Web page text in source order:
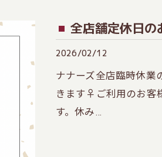
全店舗定休日の
2026/02/12
ナナーズ全店臨時休業
きます♀ご利用のお客
す。休み…